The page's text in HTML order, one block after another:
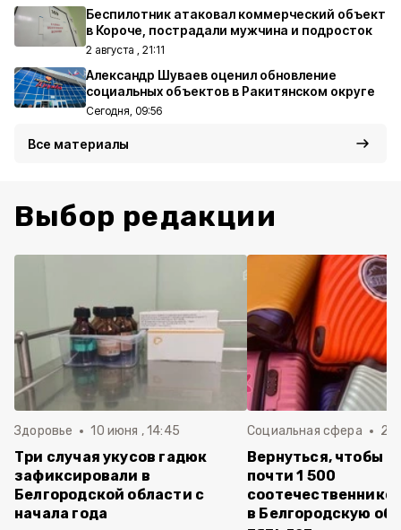
Беспилотник атаковал коммерческий объект
в Короче, пострадали мужчина и подросток
2 августа , 21:11
Александр Шуваев оценил обновление
социальных объектов в Ракитянском округе
Сегодня, 09:56
Все материалы
Выбор редакции
Здоровье 10 июня , 14:45
Три случая укусов гадюк
зафиксировали в
Белгородской области с
начала года
Социальная сфера 20
Вернуться, чтобы
почти 1 500
в Белгородскую